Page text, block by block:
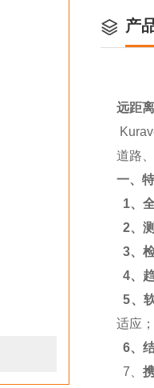
产
远距
道路
一、
1、
2、
3、
4、
5、
适应；
6、
7、